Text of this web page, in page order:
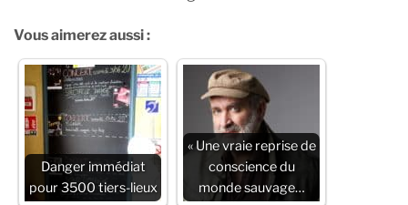
Vous aimerez aussi :
Danger immédiat
pour 3500 tiers-lieux
« Une vraie reprise de
conscience du
monde sauvage…